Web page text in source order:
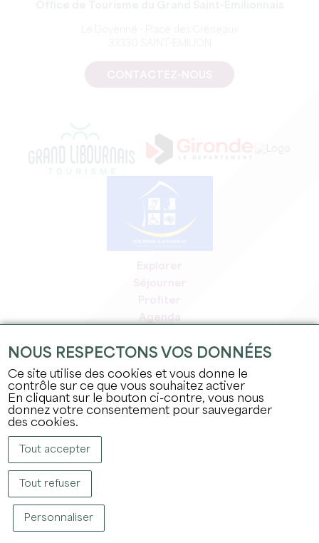
Agenda
Espace adhérents
Espace presse
Emplois & stages
Mentions légales
COPYRIGHT © 2026 OFFICE DE TOURISME DU GRAND SAINT-ÉMILIONNAIS
NOUS RESPECTONS VOS DONNÉES
Ce site utilise des cookies et vous donne le
contrôle sur ce que vous souhaitez activer
En cliquant sur le bouton ci-contre, vous nous
donnez votre consentement pour sauvegarder
des cookies.
Tout accepter
Tout refuser
Personnaliser